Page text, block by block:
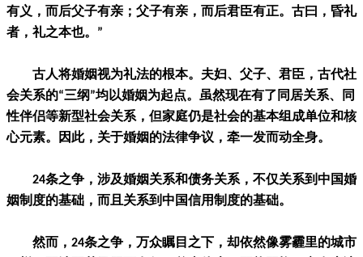
有义，而后父子有亲；父子有亲，而后君臣有正。古曰，昏礼
者，礼之本也。”
古人将婚姻视为礼法的根本。夫妇、父子、君臣，古代社
会关系的“三纲”均以婚姻为起点。虽然现在有了同居关系、同
性伴侣等新型社会关系，但家庭仍是社会的基本组成单位和核
心元素。因此，关于婚姻的法律争议，牵一发而动全身。
24条之争，涉及婚姻关系和债务关系，不仅关系到中国婚
姻制度的基础，而且关系到中国信用制度的基础。
然而，24条之争，万众瞩目之下，却依然像雾霾里的城市